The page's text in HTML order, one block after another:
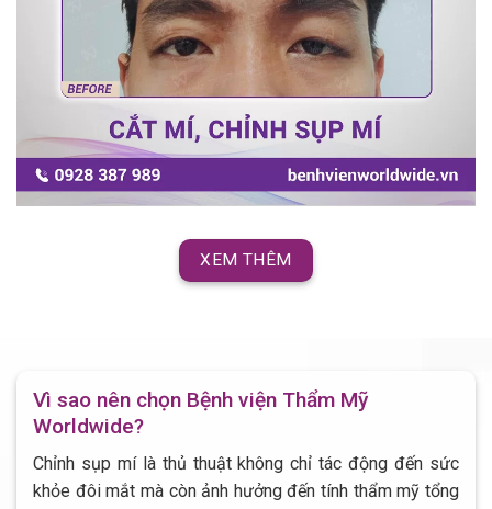
XEM THÊM
Vì sao nên chọn Bệnh viện Thẩm Mỹ
Worldwide?
Chỉnh sụp mí là thủ thuật không chỉ tác động đến sức
khỏe đôi mắt mà còn ảnh hưởng đến tính thẩm mỹ tổng